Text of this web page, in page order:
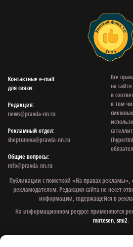
Контактные e‑mail
для связи:
Редакция:
news@pravda-nn.ru
Рекламный отдел:
sheptunova@pravda-nn.ru
Общие вопросы:
info@pravda-nn.ru
Все
на
в
в том
Публикации с пометкой «На правах
рекламодателем. Редакция сайта не несет
информации, содержащейся в
На информационном ресурсе применяются
mirtesen,smi2.